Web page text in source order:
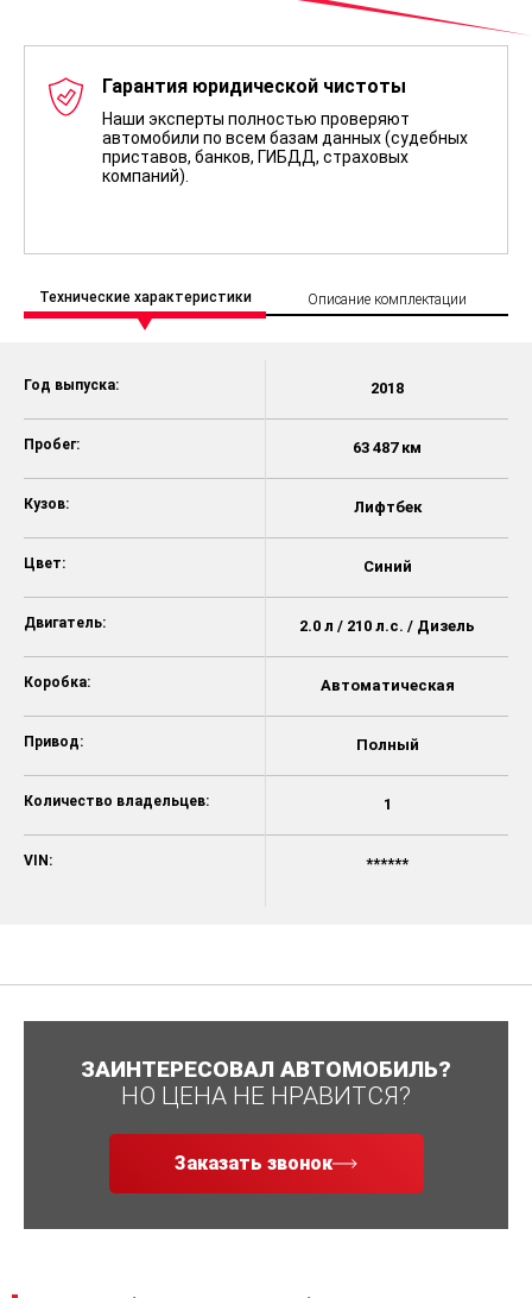
Гарантия юридической чистоты
Наши эксперты полностью проверяют
автомобили по всем базам данных (судебных
приставов, банков, ГИБДД, страховых
компаний).
Технические характеристики Описание комплектации
Год выпуска:
Пробег:
Кузов:
Цвет:
Двигатель:
Коробка:
Привод:
Количество владельцев:
VIN:
2018
63 487 км
Лифтбек
Синий
2.0 л / 210 л.с. / Дизель
Автоматическая
Полный
1
******
ЗАИНТЕРЕСОВАЛ АВТОМОБИЛЬ?
НО ЦЕНА НЕ НРАВИТСЯ?
Заказать звонок